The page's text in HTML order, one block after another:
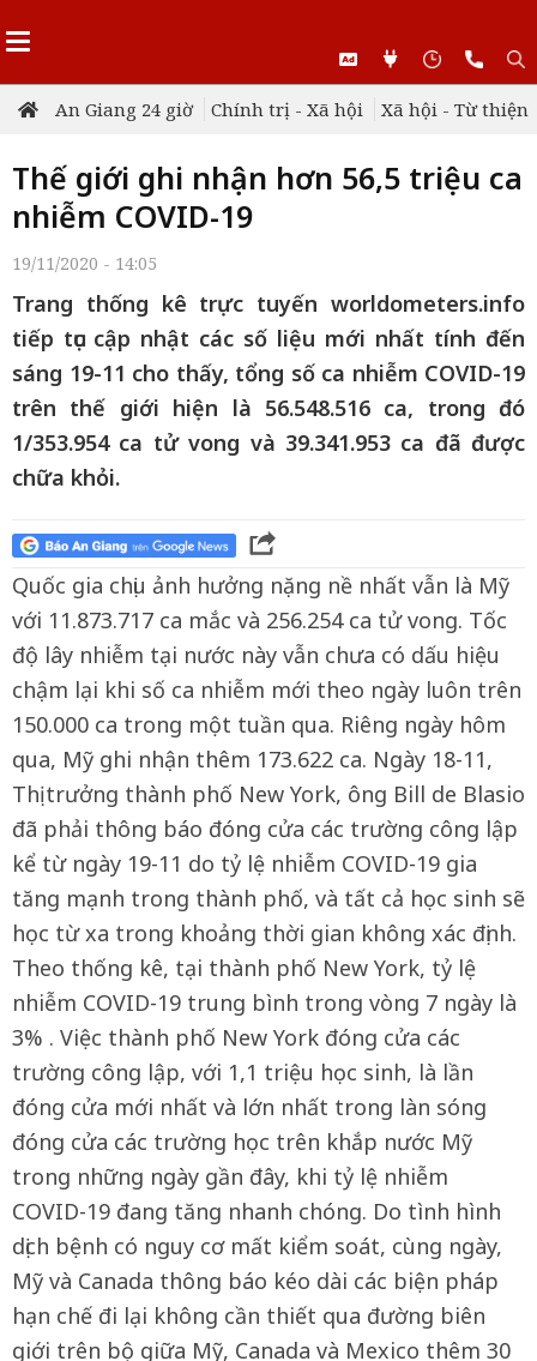
An Giang 24 giờ Chính trị - Xã hội Xã hội - Từ thiện
Thế giới ghi nhận hơn 56,5 triệu ca
nhiễm COVID-19
19/11/2020 - 14:05
Trang thống kê trực tuyến worldometers.info
tiếp tục cập nhật các số liệu mới nhất tính đến
sáng 19-11 cho thấy, tổng số ca nhiễm COVID-19
trên thế giới hiện là 56.548.516 ca, trong đó
1/353.954 ca tử vong và 39.341.953 ca đã được
chữa khỏi.
Quốc gia chịu ảnh hưởng nặng nề nhất vẫn là Mỹ
với 11.873.717 ca mắc và 256.254 ca tử vong. Tốc
độ lây nhiễm tại nước này vẫn chưa có dấu hiệu
chậm lại khi số ca nhiễm mới theo ngày luôn trên
150.000 ca trong một tuần qua. Riêng ngày hôm
qua, Mỹ ghi nhận thêm 173.622 ca. Ngày 18-11,
Thị trưởng thành phố New York, ông Bill de Blasio
đã phải thông báo đóng cửa các trường công lập
kể từ ngày 19-11 do tỷ lệ nhiễm COVID-19 gia
tăng mạnh trong thành phố, và tất cả học sinh sẽ
học từ xa trong khoảng thời gian không xác định.
Theo thống kê, tại thành phố New York, tỷ lệ
nhiễm COVID-19 trung bình trong vòng 7 ngày là
3% . Việc thành phố New York đóng cửa các
trường công lập, với 1,1 triệu học sinh, là lần
đóng cửa mới nhất và lớn nhất trong làn sóng
đóng cửa các trường học trên khắp nước Mỹ
trong những ngày gần đây, khi tỷ lệ nhiễm
COVID-19 đang tăng nhanh chóng. Do tình hình
dịch bệnh có nguy cơ mất kiểm soát, cùng ngày,
Mỹ và Canada thông báo kéo dài các biện pháp
hạn chế đi lại không cần thiết qua đường biên
giới trên bộ giữa Mỹ, Canada và Mexico thêm 30